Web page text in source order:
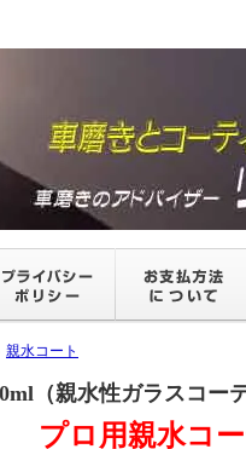
親水コート
（親水性ガラスコー
プロ用親水コ